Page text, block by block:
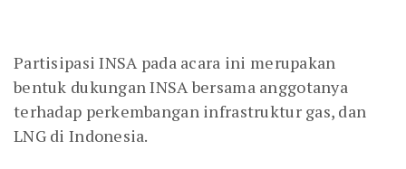
Partisipasi INSA pada acara ini merupakan
bentuk dukungan INSA bersama anggotanya
terhadap perkembangan infrastruktur gas, dan
LNG di Indonesia.